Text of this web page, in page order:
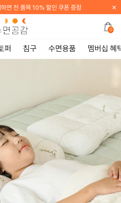
채널 친구 추가 시 배송비 무료 ×
0
퍼 침구 수면용품 멤버십 혜